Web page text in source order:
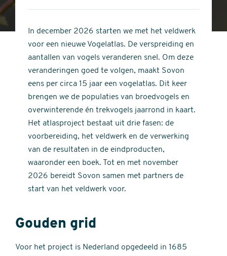
stars
of
stars
In december 2026 starten we met het veldwerk
voor een nieuwe Vogelatlas. De verspreiding en
aantallen van vogels veranderen snel. Om deze
veranderingen goed te volgen, maakt Sovon
eens per circa 15 jaar een vogelatlas. Dit keer
brengen we de populaties van broedvogels en
overwinterende én trekvogels jaarrond in kaart.
Het atlasproject bestaat uit drie fasen: de
voorbereiding, het veldwerk en de verwerking
van de resultaten in de eindproducten,
waaronder een boek. Tot en met november
2026 bereidt Sovon samen met partners de
start van het veldwerk voor.
Gouden grid
Voor het project is Nederland opgedeeld in 1685